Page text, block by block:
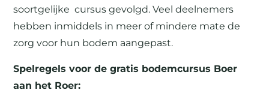
soortgelijke cursus gevolgd. Veel deelnemers
hebben inmiddels in meer of mindere mate de
zorg voor hun bodem aangepast.
Spelregels voor de gratis bodemcursus Boer
aan het Roer: